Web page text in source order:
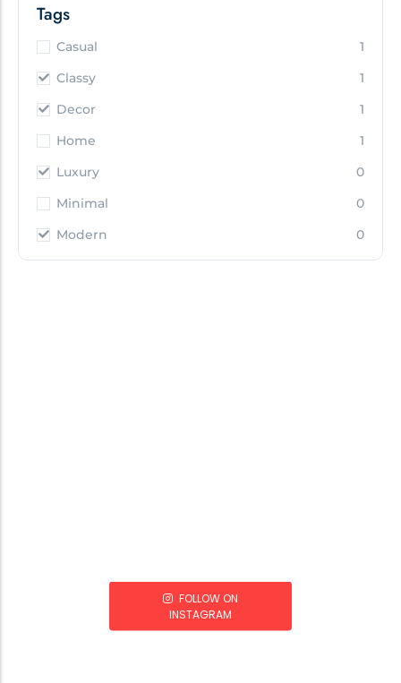
Tags
Casual
1
Classy
1
Decor
1
Home
1
Luxury
0
Minimal
0
Modern
0
FOLLOW ON
INSTAGRAM